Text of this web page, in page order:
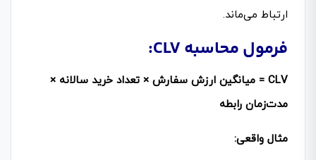
ارتباط می‌ماند.
فرمول محاسبه
CLV =
میانگین ارزش سفارش × تعداد خرید سالانه ×
مدت‌زمان رابطه
مثال واقعی: